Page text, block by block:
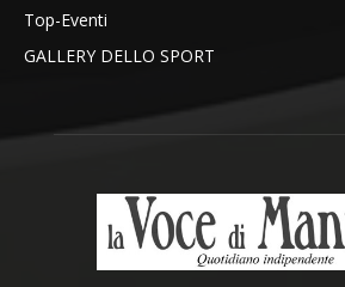
Top-Eventi
GALLERY DELLO SPORT